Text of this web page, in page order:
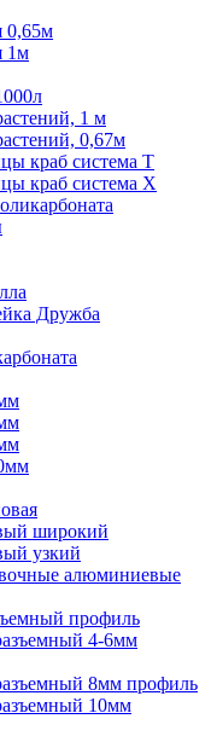
0,65м
1м
1 м
0,67м
краб система Т
краб система Х
Дружба
широкий
узкий
алюминиевые
профиль
4-6мм
8мм профиль
10мм